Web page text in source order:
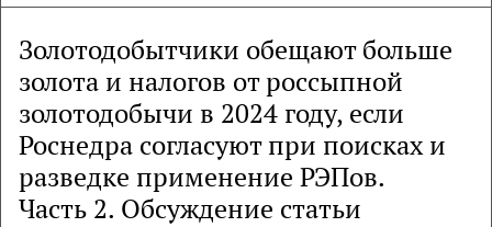
Золотодобытчики обещают больше
золота и налогов от россыпной
золотодобычи в 2024 году, если
Роснедра согласуют при поисках и
разведке применение РЭПов.
Часть 2. Обсуждение статьи